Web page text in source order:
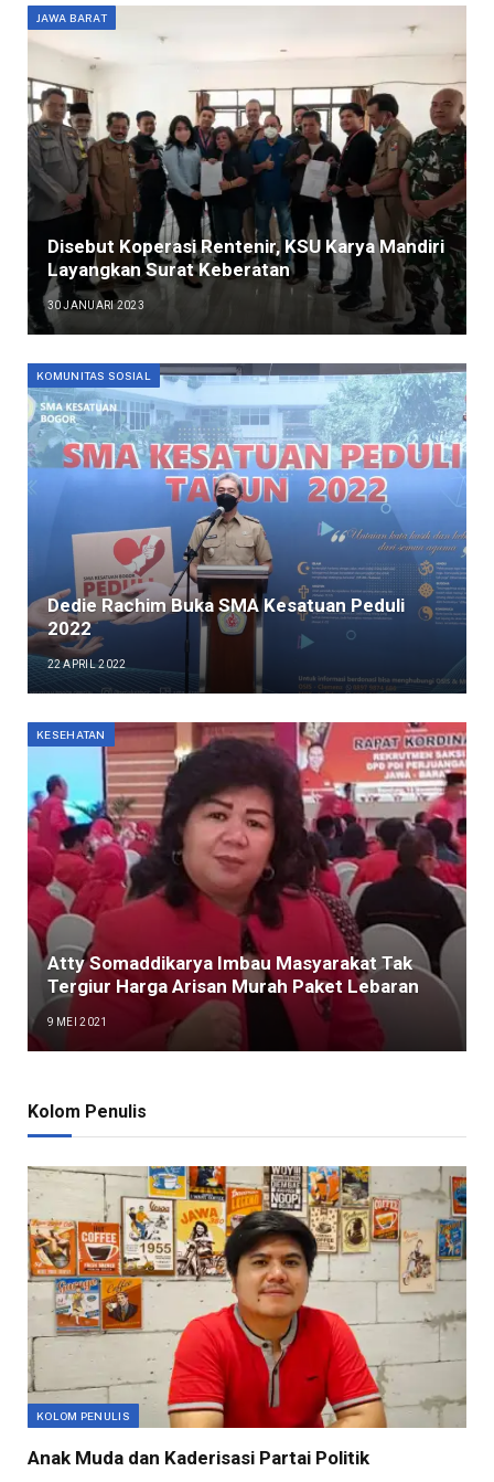
JAWA BARAT
Disebut Koperasi Rentenir, KSU Karya Mandiri
Layangkan Surat Keberatan
30 JANUARI 2023
KOMUNITAS SOSIAL
Dedie Rachim Buka SMA Kesatuan Peduli
2022
22 APRIL 2022
KESEHATAN
Atty Somaddikarya Imbau Masyarakat Tak
Tergiur Harga Arisan Murah Paket Lebaran
9 MEI 2021
Kolom Penulis
KOLOM PENULIS
Anak Muda dan Kaderisasi Partai Politik